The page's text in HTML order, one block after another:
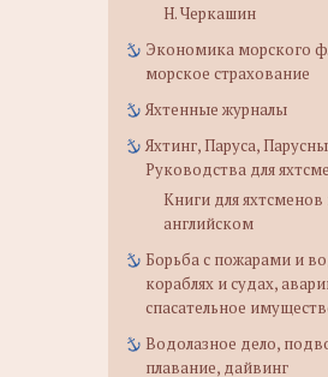
Н. Черкашин
Экономика морского
морское страхование
Яхтенные журналы
Яхтинг, Паруса,
Руководства для
Книги для яхтсменов
английском
Борьба с пожарами и
кораблях и судах,
спасательное
Водолазное дело,
плавание, дайвинг